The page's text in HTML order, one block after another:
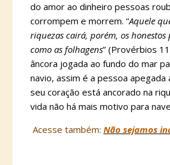
do amor ao dinheiro pessoas
corrompem e morrem. “Aquele
riquezas cairá, porém, os honestos
como as folhagens” (Provérbios
âncora jogada ao fundo do mar
navio, assim é a pessoa apegada
seu coração está ancorado na
vida não há mais motivo para
Acesse também: Não sejamos